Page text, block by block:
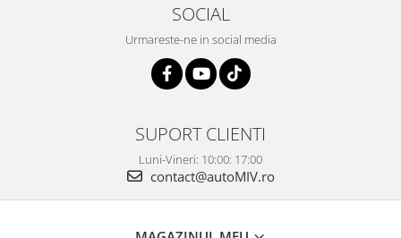
SOCIAL
Urmareste-ne in social media
SUPORT CLIENTI
Luni-Vineri: 10:00: 17:00
contact@autoMIV.ro